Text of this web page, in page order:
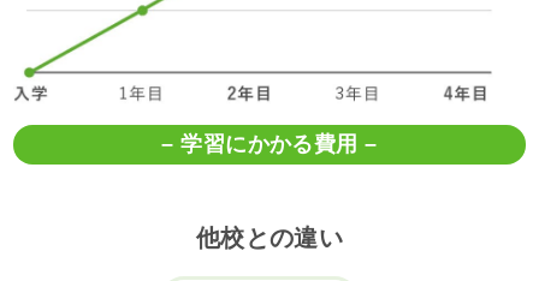
– 学習にかかる費用 –
他校との違い